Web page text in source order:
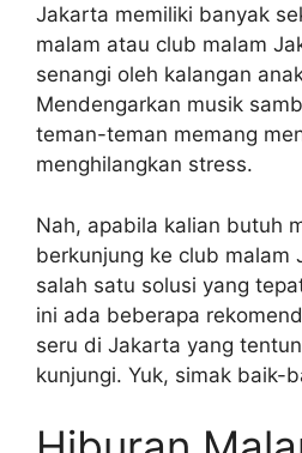
Jakarta memiliki banyak
malam atau club malam
senangi oleh kalangan
Mendengarkan musik
teman-teman memang
menghilangkan stress.
Nah, apabila kalian butuh
berkunjung ke club malam
salah satu solusi yang
ini ada beberapa
seru di Jakarta yang
kunjungi. Yuk, simak baik-